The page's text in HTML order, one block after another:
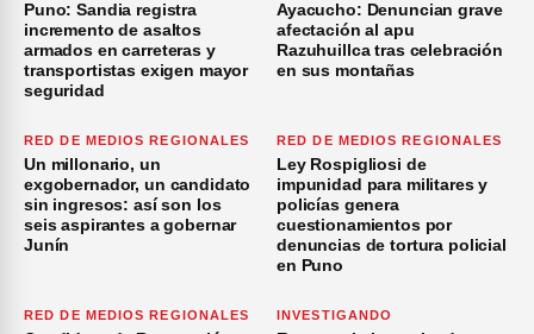
Puno: Sandia registra
incremento de asaltos
armados en carreteras y
transportistas exigen mayor
seguridad
Ayacucho: Denuncian grave
afectación al apu
Razuhuillca tras celebración
en sus montañas
RED DE MEDIOS REGIONALES
Un millonario, un
exgobernador, un candidato
sin ingresos: así son los
seis aspirantes a gobernar
Junín
RED DE MEDIOS REGIONALES
Ley Rospigliosi de
impunidad para militares y
policías genera
cuestionamientos por
denuncias de tortura policial
en Puno
RED DE MEDIOS REGIONALES INVESTIGANDO